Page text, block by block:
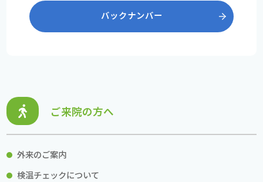
バックナンバー
ご来院の方へ
外来のご案内
検温チェックについて